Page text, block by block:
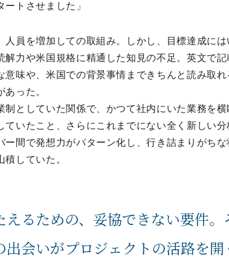
トさせました」
人員を増加しての取組み。しかし、目標達成に
解力や米国規格に精通した知見の不足。英文で
意味や、米国での背景事情まできちんと読み取
った。
制としていた関係で、かつて社内にいた業務を
ていたこと、さらにこれまでにない全く新しい
ー間で発想力がパターン化し、行き詰まりがち
していた。
えるための、妥協できない要件
会いがプロジェクトの活路を開